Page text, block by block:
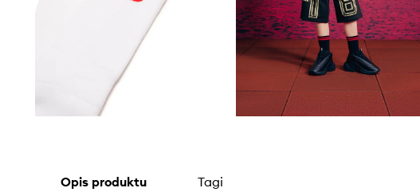
Opis produktu Tagi